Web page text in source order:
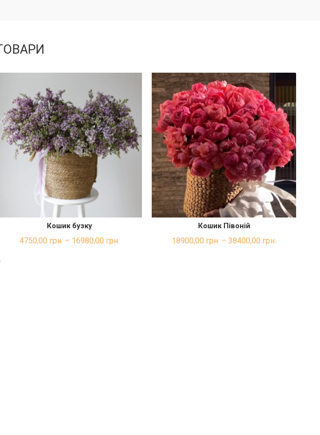
ШВИДКА ПОКУПКА
Кошик бузку
4750,00 грн. – 16980,00 грн.
ШВИДКА ПОКУПКА
Кошик Півоній
18900,00 грн. – 38400,00 грн.